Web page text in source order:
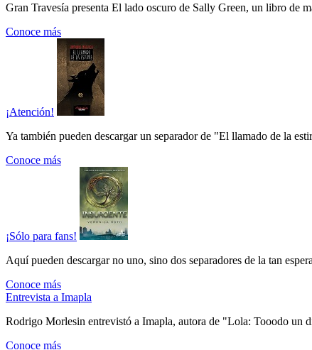
Gran Travesía presenta El lado oscuro de Sally Green, un libro de
Conoce más
¡Atención!
Ya también pueden descargar un separador de "El llamado de la
Conoce más
¡Sólo para fans!
Aquí pueden descargar no uno, sino dos separadores de la tan
Conoce más
Entrevista a Imapla
Rodrigo Morlesin entrevistó a Imapla, autora de "Lola: Tooodo un
Conoce más